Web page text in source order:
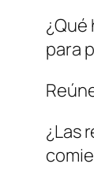
¿Qué
para
¿Las